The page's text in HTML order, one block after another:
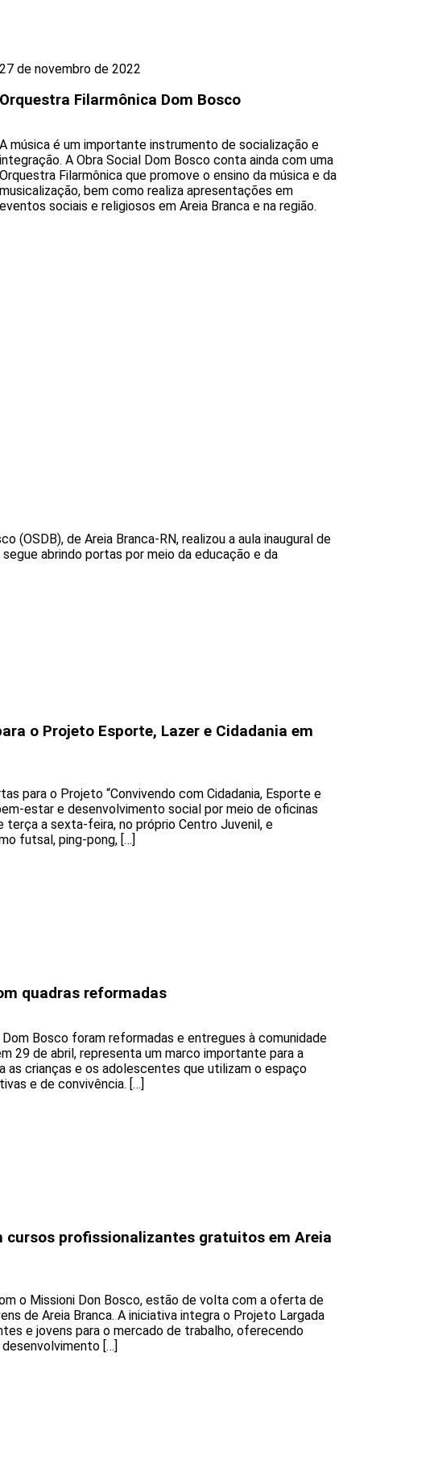
27 de novembro de 2022
Orquestra Filarmônica Dom Bosco
A música é um importante instrumento de socialização e
integração. A Obra Social Dom Bosco conta ainda com uma
Orquestra Filarmônica que promove o ensino da música e da
musicalização, bem como realiza apresentações em
eventos sociais e religiosos em Areia Branca e na região.
(OSDB), de Areia Branca-RN, realizou a aula inaugural de
abrindo portas por meio da educação e da
o Projeto Esporte, Lazer e Cidadania em
para o Projeto “Convivendo com Cidadania, Esporte e
estar e desenvolvimento social por meio de oficinas
a sexta-feira, no próprio Centro Juvenil, e
futsal, ping-pong, […]
quadras reformadas
Bosco foram reformadas e entregues à comunidade
29 de abril, representa um marco importante para a
as crianças e os adolescentes que utilizam o espaço
e de convivência. […]
cursos profissionalizantes gratuitos em Areia
o Missioni Don Bosco, estão de volta com a oferta de
de Areia Branca. A iniciativa integra o Projeto Largada
e jovens para o mercado de trabalho, oferecendo
[…]